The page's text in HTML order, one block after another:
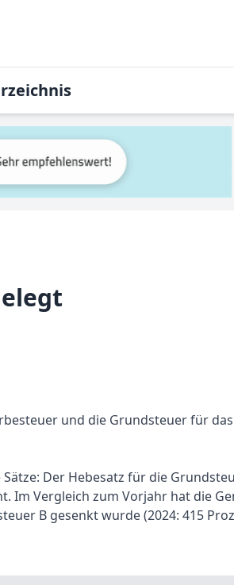
und die Grundsteuer für
Der Hebesatz für die
Im Vergleich zum Vorjahr hat die
B gesenkt wurde (2024: 415